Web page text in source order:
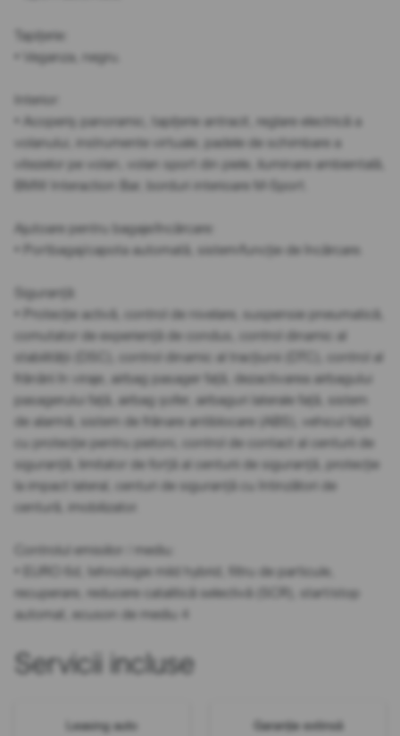
Tapițerie:
• Veganza, negru.
Interior:
• Acoperiș panoramic, tapițerie antracit, reglare electrică a
volanului, instrumente virtuale, padele de schimbare a
vitezelor pe volan, volan sport din piele, iluminare ambientală,
BMW Interaction Bar, borduri interioare M-Sport.
Ajutoare pentru bagaje/încărcare:
• Portbagaj/capota automată, sistem/funcție de încărcare.
Siguranță:
• Protecție activă, control de nivelare, suspensie pneumatică,
comutator de experiență de condus, control dinamic al
stabilității (DSC), control dinamic al tracțiunii (DTC), control al
frânării în viraje, airbag pasager față, dezactivarea airbagului
pasagerului față, airbag șofer, airbaguri laterale față, sistem
de alarmă, sistem de frânare antiblocare (ABS), vehicul față
cu protecție pentru pietoni, control de contact al centurii de
siguranță, limitator de forță al centurii de siguranță, protecție
la impact lateral, centuri de siguranță cu întinzători de
centură, imobilizator.
Controlul emisiilor / mediu:
• EURO 6d, tehnologie mild hybrid, filtru de particule,
recuperare, reducere catalitică selectivă (SCR), start/stop
automat, ecuson de mediu 4
Servicii incluse
Leasing auto Garanție extinsă